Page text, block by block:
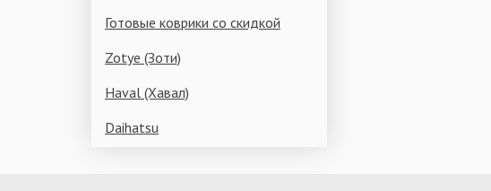
Готовые коврики со скидкой
Zotye (Зоти)
Haval (Хавал)
Daihatsu